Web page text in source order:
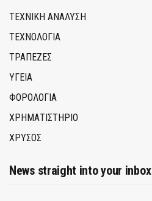
ΤΕΧΝΙΚΗ ΑΝΑΛΥΣΗ
ΤΕΧΝΟΛΟΓΙΑ
ΤΡΆΠΕΖΕΣ
ΥΓΕΙΑ
ΦΟΡΟΛΟΓΙΑ
ΧΡΗΜΑΤΙΣΤΗΡΙΟ
ΧΡΥΣΟΣ
News straight into your inbox